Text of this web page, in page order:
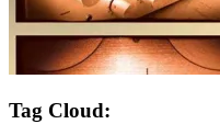
Tag Cloud: